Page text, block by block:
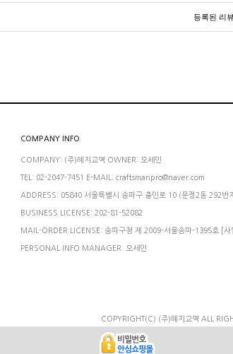
등록된 리
COMPANY INFO
COMPANY: (주)혜지교역 OWNER: 오세민
TEL: 02-2047-7451 E-MAIL: craftsmanpro@naver.com
ADDRESS: 05840 서울특별시 송파구 충민로 10 (문정2동 292
BUSINESS LICENSE: 202-81-52082
MAIL-ORDER LICENSE: 송파구청 제 2009-서울송파-1395호 [
PERSONAL INFO MANAGER: 오세민
COPYRIGHT(C) (주)혜지교역 ALL